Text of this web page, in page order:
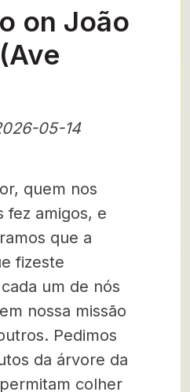
on João
05-14
quem nos
fez amigos, e
que a
fizeste
um de nós
nossa missão
Pedimos
da árvore da
colher